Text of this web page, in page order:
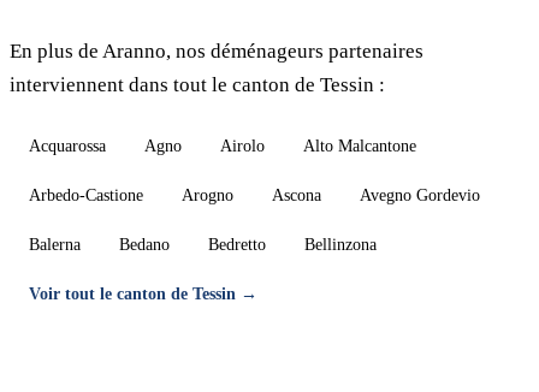
En plus de Aranno, nos déménageurs partenaires
interviennent dans tout le canton de Tessin :
Acquarossa Agno Airolo Alto Malcantone
Arbedo-Castione Arogno Ascona Avegno Gordevio
Balerna Bedano Bedretto Bellinzona
Voir tout le canton de Tessin →